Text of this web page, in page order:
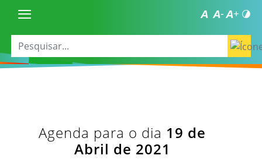
Agenda para o dia 19 de
Abril de 2021